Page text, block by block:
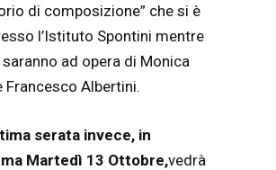
di composizione” che si è
l’Istituto Spontini mentre
ad opera di Monica
Francesco Albertini.
serata invece, in
Martedì 13 Ottobre,vedrà